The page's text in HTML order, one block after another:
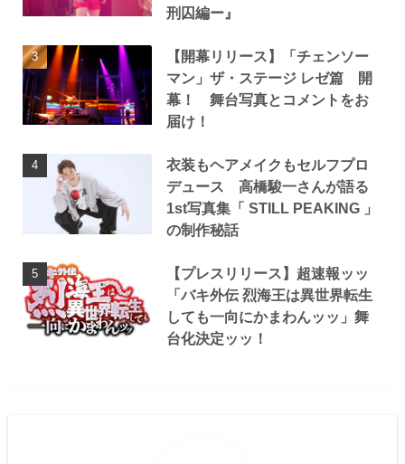
刑囚編ー』
【開幕リリース】「チェンソー
マン」ザ・ステージ レゼ篇 開
幕！ 舞台写真とコメントをお
届け！
衣装もヘアメイクもセルフプロ
デュース 高橋駿一さんが語る
1st写真集「 STILL PEAKING 」
の制作秘話
【プレスリリース】超速報ッッ
「バキ外伝 烈海王は異世界転生
しても一向にかまわんッッ」舞
台化決定ッッ！